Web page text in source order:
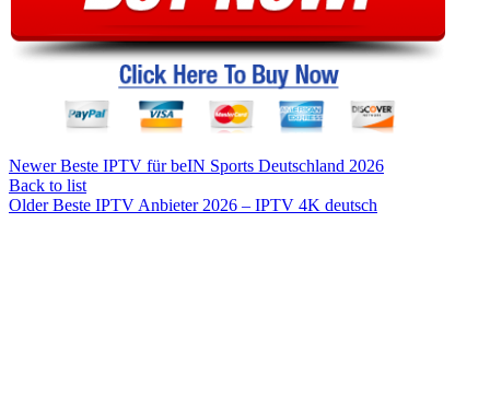
Newer Beste IPTV für beIN Sports Deutschland 2026
Back to list
Older Beste IPTV Anbieter 2026 – IPTV 4K deutsch